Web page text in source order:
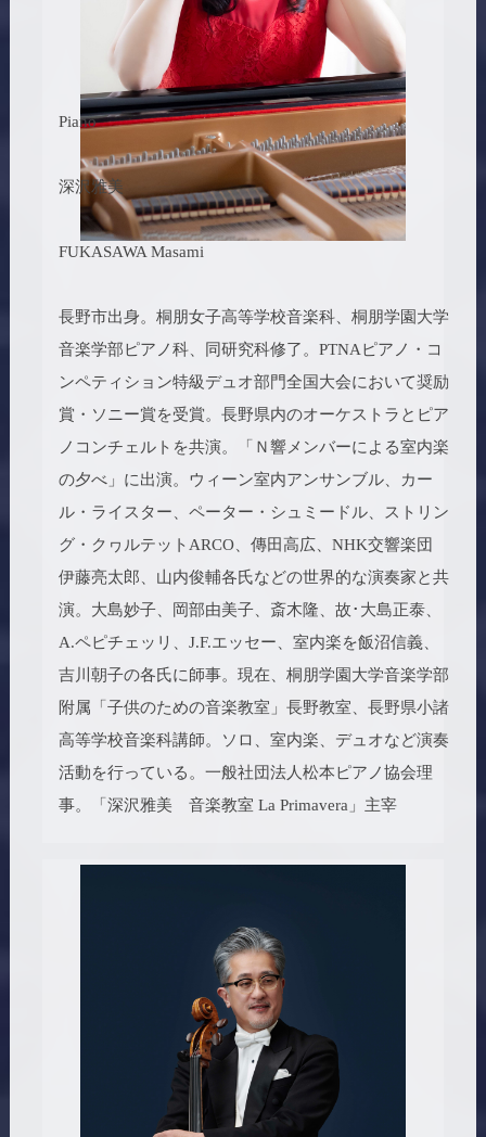
Piano
深沢雅美
FUKASAWA Masami
長野市出身。桐朋女子高等学校音楽科、桐朋学園大学
音楽学部ピアノ科、同研究科修了。PTNAピアノ・コ
ンペティション特級デュオ部門全国大会において奨励
賞・ソニー賞を受賞。長野県内のオーケストラとピア
ノコンチェルトを共演。「Ｎ響メンバーによる室内楽
の夕べ」に出演。ウィーン室内アンサンブル、カー
ル・ライスター、ペーター・シュミードル、ストリン
グ・クヮルテットARCO、傳田高広、NHK交響楽団
伊藤亮太郎、山内俊輔各氏などの世界的な演奏家と共
演。大島妙子、岡部由美子、斎木隆、故･大島正泰、
A.ペピチェッリ、J.F.エッセー、室内楽を飯沼信義、
吉川朝子の各氏に師事。現在、桐朋学園大学音楽学部
附属「子供のための音楽教室」長野教室、長野県小諸
高等学校音楽科講師。ソロ、室内楽、デュオなど演奏
活動を行っている。一般社団法人松本ピアノ協会理
事。「深沢雅美 音楽教室 La Primavera」主宰